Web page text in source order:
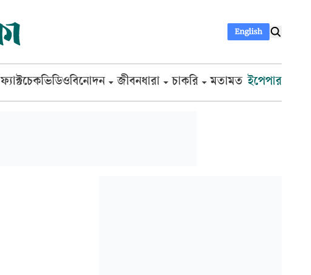
English
ফ্যাক্টচেকভিডিওবিনোদন জীবনধারা চাকরি মতামত ইপেপার